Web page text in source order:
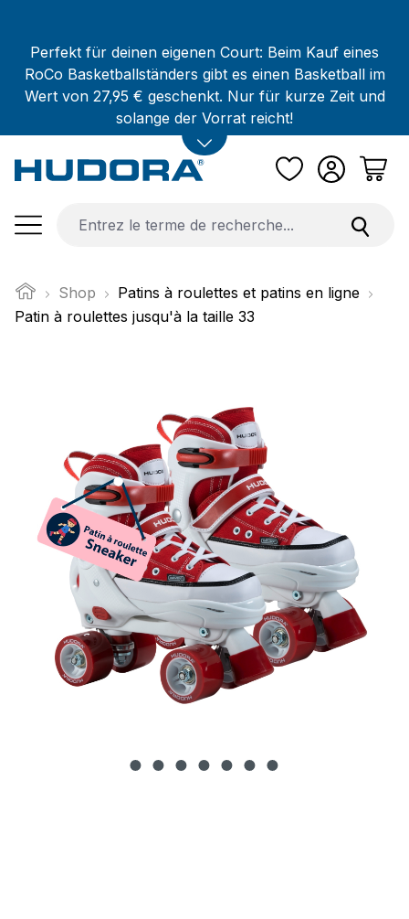
Perfekt für deinen eigenen Court: Beim Kauf eines
RoCo Basketballständers gibt es einen Basketball im
Wert von 27,95 € geschenkt. Nur für kurze Zeit und
solange der Vorrat reicht!
Shop
Patins à roulettes et patins en ligne
Patin à roulettes jusqu'à la taille 33